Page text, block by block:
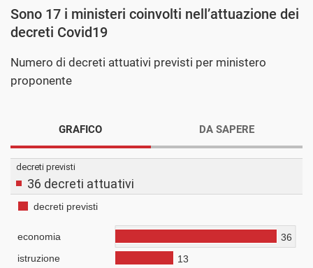
Sono 17 i ministeri coinvolti nell’attuazione dei
decreti Covid19
Numero di decreti attuativi previsti per ministero
proponente
GRAFICO DA SAPERE